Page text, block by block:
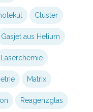
Cluster
Gasjet aus Helium
Laserchemie
Matrix
Reagenzglas